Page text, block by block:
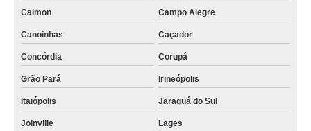
Calmon Campo Alegre
Canoinhas Caçador
Concórdia Corupá
Grão Pará Irineópolis
Itaiópolis Jaraguá do Sul
Joinville Lages